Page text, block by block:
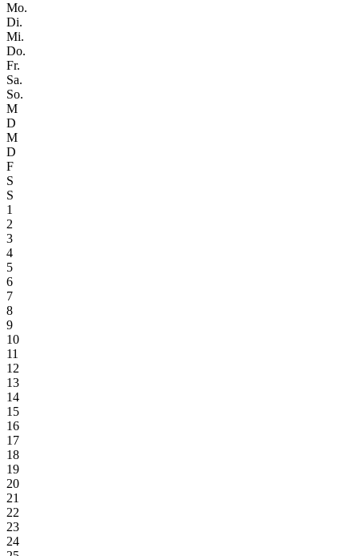
Mo.
Di.
Mi.
Do.
Fr.
Sa.
So.
M
D
M
D
F
S
S
1
2
3
4
5
6
7
8
9
10
11
12
13
14
15
16
17
18
19
20
21
22
23
24